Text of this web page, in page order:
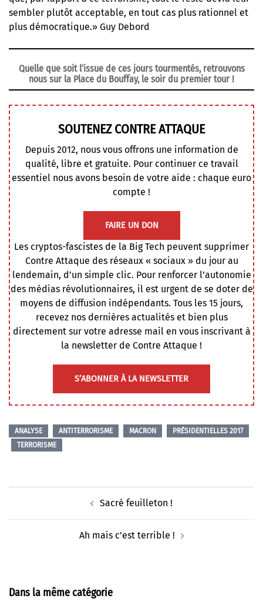
sembler plutôt acceptable, en tout cas plus rationnel et
plus démocratique.» Guy Debord
Quelle que soit l’issue de ces jours tourmentés, retrouvons
nous sur la Place du Bouffay, le soir du premier tour !
SOUTENEZ CONTRE ATTAQUE
Depuis 2012, nous vous offrons une information de
qualité, libre et gratuite. Pour continuer ce travail
essentiel nous avons besoin de votre aide : chaque euro
compte !
FAIRE UN DON
Les cryptos-fascistes de la Big Tech peuvent supprimer
Contre Attaque des réseaux « sociaux » du jour au
lendemain, d’un simple clic. Pour renforcer l’autonomie
des médias révolutionnaires, il est urgent de se doter de
moyens de diffusion indépendants. Tous les 15 jours,
recevez nos dernières actualités et bien plus
directement sur votre adresse mail en vous inscrivant à
la newsletter de Contre Attaque !
S’ABONNER À LA NEWSLETTER
ANALYSE ANTITERRORISME MACRON
PRÉSIDENTIELLES 2017
TERRORISME
Sacré feuilleton !
Ah mais c’est terrible !
Dans la même catégorie